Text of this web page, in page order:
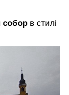
собор в стилі